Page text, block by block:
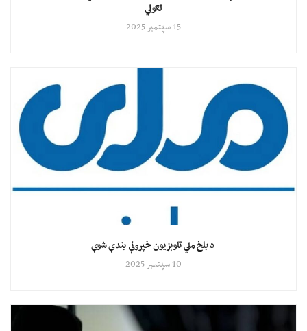
لګولي
15 سپتمبر 2025
د بلخ ملي تلوېزیون خپرونې بندې شوې
10 سپتمبر 2025